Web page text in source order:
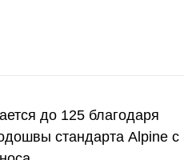
до 125 благодаря
стандарта Alpine с